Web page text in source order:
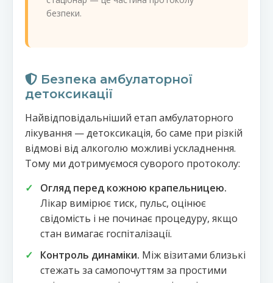
безпеки.
Безпека амбулаторної
детоксикації
Найвідповідальніший етап амбулаторного
лікування — детоксикація, бо саме при різкій
відмові від алкоголю можливі ускладнення.
Тому ми дотримуємося суворого протоколу:
Огляд перед кожною крапельницею.
Лікар вимірює тиск, пульс, оцінює
свідомість і не починає процедуру, якщо
стан вимагає госпіталізації.
Контроль динаміки. Між візитами близькі
стежать за самопочуттям за простими